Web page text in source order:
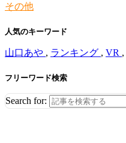
その他
人気のキーワード
山口あや , ランキング , VR ,
フリーワード検索
Search for: